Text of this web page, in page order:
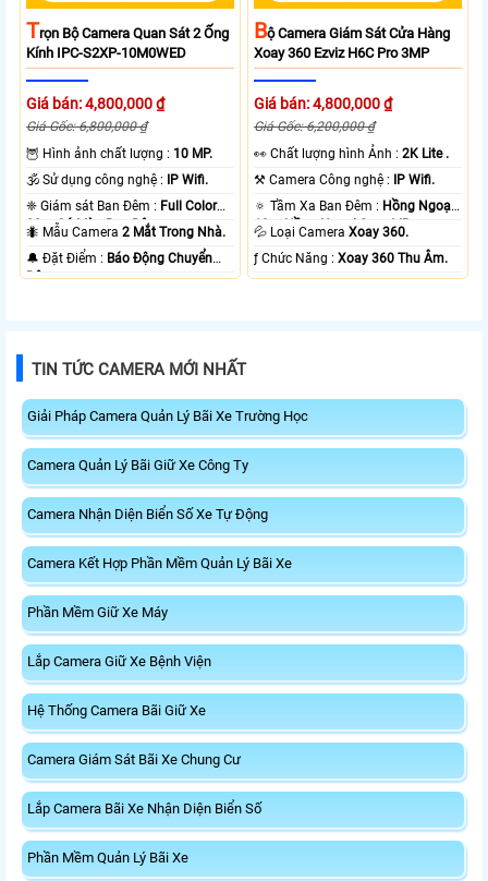
TRọn Bộ Camera Quan Sát 2 Ống
Kính IPC-S2XP-10M0WED
Giá bán: 4,800,000 ₫
Giá Gốc: 6,800,000 ₫
🦉 Hình ảnh chất lượng : 10 MP.
🕉️ Sử dụng công nghệ :
IP Wifi.
❈ Giám sát Ban Đêm : Full Color
20m Có Màu Ban Ðêm.
🐜 Mẫu Camera2 Mắt Trong Nhà.
️🔔 Đặt Điểm : Báo Động Chuyển
Động.
BỘ Camera Giám Sát Cửa Hàng
Xoay 360 Ezviz H6C Pro 3MP
Giá bán: 4,800,000 ₫
Giá Gốc: 6,200,000 ₫
️👀 Chất lượng hình Ảnh :2K Lite .
⚒ Camera Công nghệ :
IP Wifi.
🔅 Tầm Xa Ban Đêm : Hồng Ngoại
10m Hồng Ngoại Smart IR.
💦 Loại CameraXoay 360.
️ƒ Chức Năng :Xoay 360 Thu Âm.
TIN TỨC CAMERA MỚI NHẤT
Giải Pháp Camera Quản Lý Bãi Xe Trường Học
Camera Quản Lý Bãi Giữ Xe Công Ty
Camera Nhận Diện Biển Số Xe Tự Động
Camera Kết Hợp Phần Mềm Quản Lý Bãi Xe
Phần Mềm Giữ Xe Máy
Lắp Camera Giữ Xe Bệnh Viện
Hệ Thống Camera Bãi Giữ Xe
Camera Giám Sát Bãi Xe Chung Cư
Lắp Camera Bãi Xe Nhận Diện Biển Số
Phần Mềm Quản Lý Bãi Xe